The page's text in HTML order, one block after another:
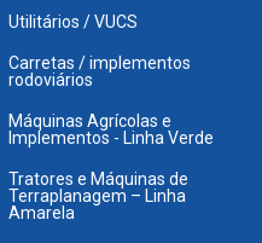
Utilitários / VUCS
Carretas / implementos
rodoviários
Máquinas Agrícolas e
Implementos - Linha Verde
Tratores e Máquinas de
Terraplanagem – Linha
Amarela